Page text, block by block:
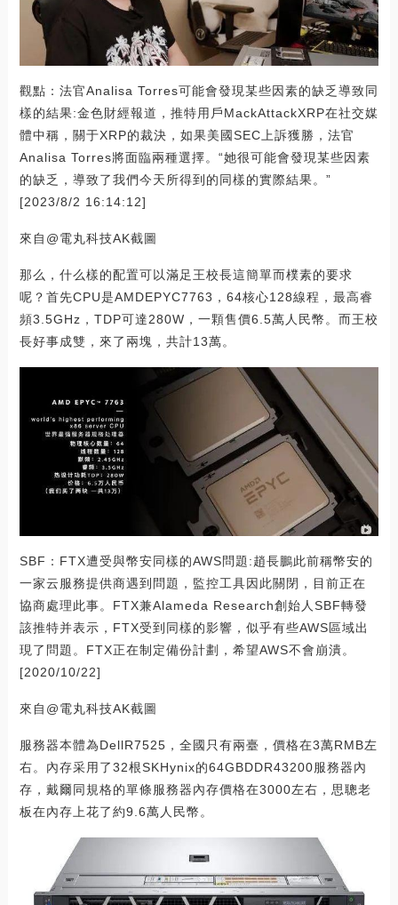
觀點：法官Analisa Torres可能會發現某些因素的缺乏導致同
樣的結果:金色財經報道，推特用戶MackAttackXRP在社交媒
體中稱，關于XRP的裁決，如果美國SEC上訴獲勝，法官
Analisa Torres將面臨兩種選擇。“她很可能會發現某些因素
的缺乏，導致了我們今天所得到的同樣的實際結果。”
[2023/8/2 16:14:12]
來自@電丸科技AK截圖
那么，什么樣的配置可以滿足王校長這簡單而樸素的要求
呢？首先CPU是AMDEPYC7763，64核心128線程，最高睿
頻3.5GHz，TDP可達280W，一顆售價6.5萬人民幣。而王校
長好事成雙，來了兩塊，共計13萬。
SBF：FTX遭受與幣安同樣的AWS問題:趙長鵬此前稱幣安的
一家云服務提供商遇到問題，監控工具因此關閉，目前正在
協商處理此事。FTX兼Alameda Research創始人SBF轉發
該推特并表示，FTX受到同樣的影響，似乎有些AWS區域出
現了問題。FTX正在制定備份計劃，希望AWS不會崩潰。
[2020/10/22]
來自@電丸科技AK截圖
服務器本體為DellR7525，全國只有兩臺，價格在3萬RMB左
右。內存采用了32根SKHynix的64GBDDR43200服務器內
存，戴爾同規格的單條服務器內存價格在3000左右，思聰老
板在內存上花了約9.6萬人民幣。